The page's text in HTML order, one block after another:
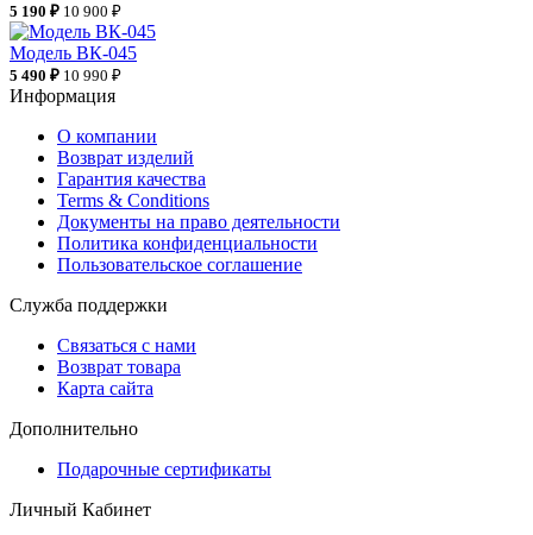
5 190 ₽ 10 900 ₽
Модель ВК-045
5 490 ₽ 10 990 ₽
Информация
О компании
Возврат изделий
Гарантия качества
Terms & Conditions
Документы на право деятельности
Политика конфиденциальности
Пользовательское соглашение
Служба поддержки
Связаться с нами
Возврат товара
Карта сайта
Дополнительно
Подарочные сертификаты
Личный Кабинет